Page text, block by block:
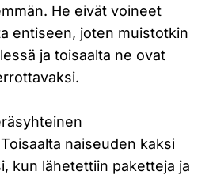
He eivät voineet
entiseen, joten muistotkin
ja toisaalta ne ovat
naiseuden kaksi
kun lähetettiin paketteja ja